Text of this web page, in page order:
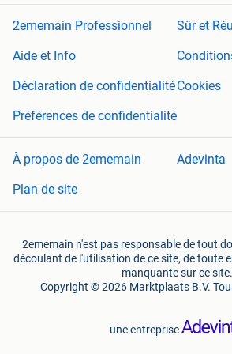
2ememain Professionnel
Sûr et
Aide et Info
Déclaration de confidentialitéCookies
Préférences de confidentialité
À propos de 2ememain
Adevinta
Plan de site
2ememain n'est pas responsable de tout
découlant de l'utilisation de ce site, de toute
manquante sur ce site.
Copyright © 2026 Marktplaats B.V.
une entreprise